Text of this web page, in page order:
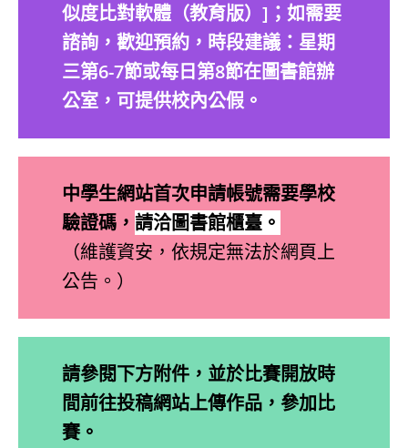
似度比對軟體（教育版）]；如需要
諮詢，歡迎預約，時段建議：星期
三第6-7節或每日第8節在圖書館辦
公室，可提供校內公假。
中學生網站首次申請帳號需要學校
驗證碼， 請洽圖書館櫃臺。
（維護資安，依規定無法於網頁上
公告。）
請參閱下方附件，並於比賽開放時
間前往投稿網站上傳作品，參加比
賽。